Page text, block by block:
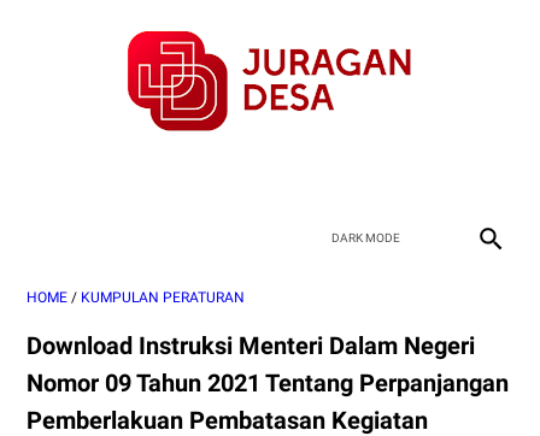
HOME / KUMPULAN PERATURAN
Download Instruksi Menteri Dalam Negeri
Nomor 09 Tahun 2021 Tentang Perpanjangan
Pemberlakuan Pembatasan Kegiatan